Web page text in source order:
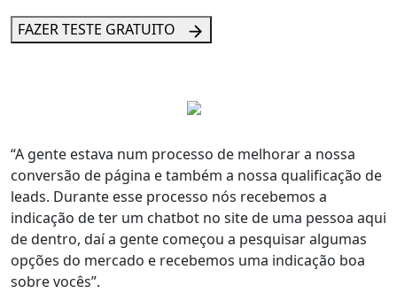
FAZER TESTE GRATUITO
“A gente estava num processo de melhorar a nossa
conversão de página e também a nossa qualificação de
leads. Durante esse processo nós recebemos a
indicação de ter um chatbot no sitede uma pessoa aqui
de dentro, daí a gente começou a pesquisar algumas
opções do mercado e recebemos uma indicação boa
sobre vocês”.